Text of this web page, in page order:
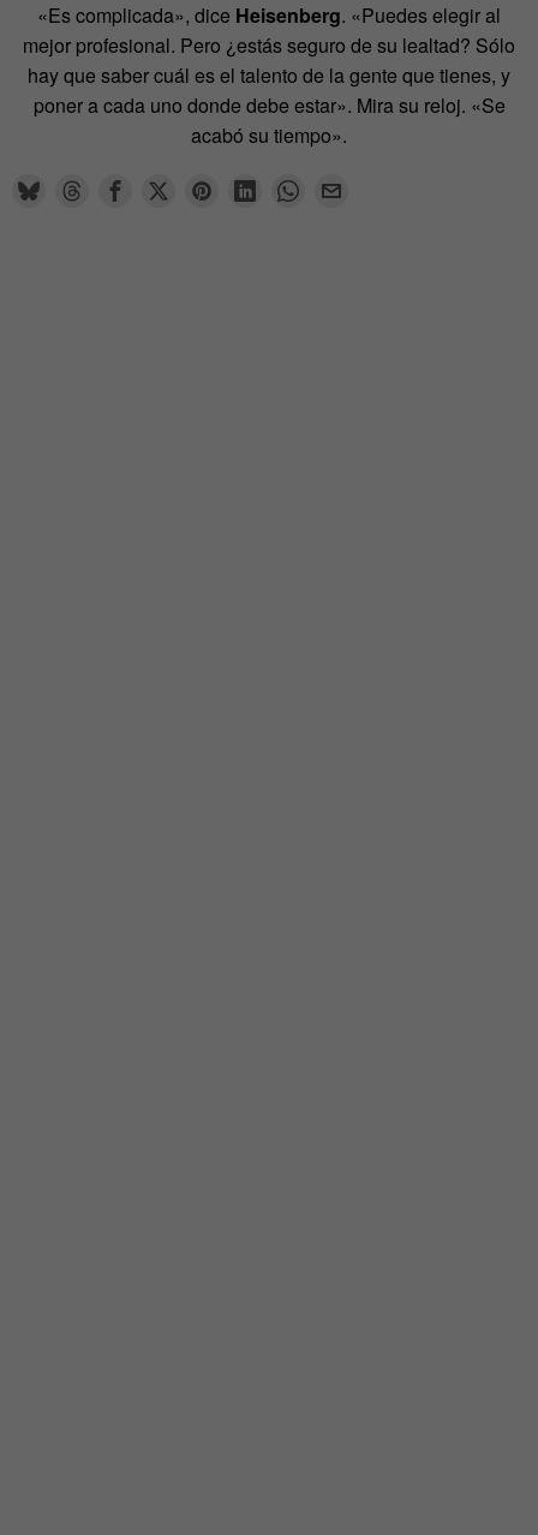
«Es complicada», dice Heisenberg. «Puedes elegir al
mejor profesional. Pero ¿estás seguro de su lealtad? Sólo
hay que saber cuál es el talento de la gente que tienes, y
poner a cada uno donde debe estar». Mira su reloj. «Se
acabó su tiempo».